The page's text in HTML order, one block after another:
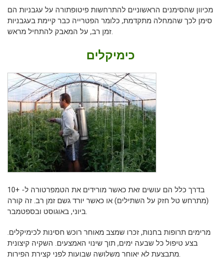
מכיוון שהסימנים הראשוניים להתרחשות פיטופתורה על עגבניות הם
סימן לכך שהמחלה מתקדמת, כלומר הפטרייה כבר קיימת בעגבניות
זמן רב, על המאבק להתחיל מראש.
כימיקלים
בדרך כלל הם עושים זאת כאשר מורידים את הטמפרטורה ל- +10
(מתרחש טל חזק על השתילים) או כאשר יורד גשם זמן רב. זה קורה
ביוני, באוגוסט ובספטמבר.
מרימים תרופות בחנות, זכרו שמצב מאוחר רוכש חסינות לכימיקלים.
בצע טיפול כל שבעה ימים, תוך שינוי האמצעים. השקיה קיצונית
מתבצעת לא יאוחר משלושה שבועות לפני קצירת הפירות.